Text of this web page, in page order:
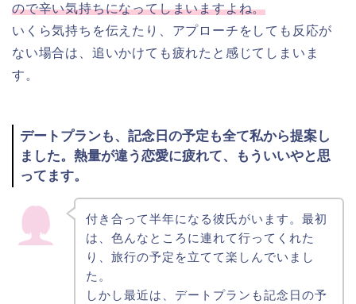
ので辛い気持ちになってしまいますよね。
いくら気持ちを伝えたり、アプローチをしても反応が
ない場合は、追いかけても疲れたと感じてしまいま
す。
デートプランも、記念日の予定も全て私から提案し
ました。熱量が違う恋愛に疲れて、もういいやと思
ってます。
付き合って半年になる彼氏がいます。最初
は、色んなところに連れて行ってくれた
り、旅行の予定を立てて楽しんでいまし
た。
しかし最近は、デートプランも記念日の予